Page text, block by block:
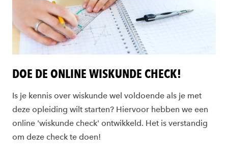
DOE DE ONLINE WISKUNDE CHECK!
Is je kennis over wiskunde wel voldoende als je met
deze opleiding wilt starten? Hiervoor hebben we een
online 'wiskunde check' ontwikkeld. Het is verstandig
om deze check te doen!